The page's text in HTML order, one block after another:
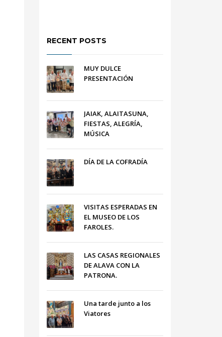
RECENT POSTS
MUY DULCE
PRESENTACIÓN
JAIAK, ALAITASUNA,
FIESTAS, ALEGRÍA,
MÚSICA
DÍA DE LA COFRADÍA
VISITAS ESPERADAS EN
EL MUSEO DE LOS
FAROLES.
LAS CASAS REGIONALES
DE ALAVA CON LA
PATRONA.
Una tarde junto a los
Viatores